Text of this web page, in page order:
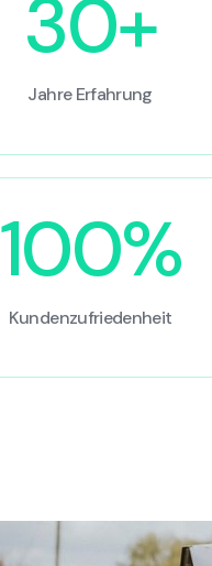
30+
Jahre Erfahrung
100%
Kundenzufriedenheit